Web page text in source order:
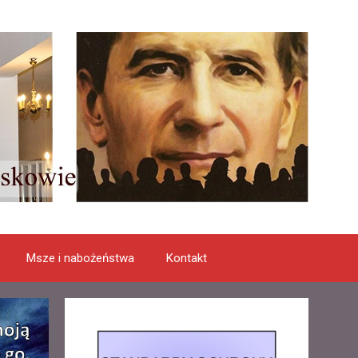
Msze i nabożeństwa Kontakt